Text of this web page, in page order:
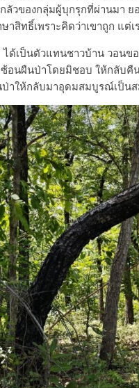
ลัวของกลุ่มผู้บุกรุกที่ผ่านมา
าสิทธิ์เพราะคิดว่าเขาถูก แต่
ได้เป็นตัวแทนชาวบ้าน วอน
อนผืนป่าโดยมิชอบ ให้กลับคื
าให้กลับมาอุดมสมบูรณ์เป็น